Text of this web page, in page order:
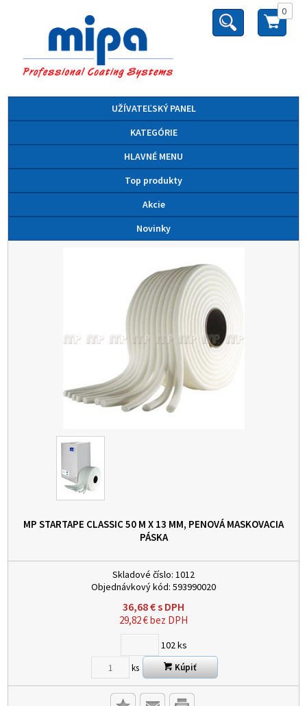
0
UŽÍVATEĽSKÝ PANEL
KATEGÓRIE
HLAVNÉ MENU
Top produkty
Akcie
Novinky
MP STARTAPE CLASSIC 50 M X 13 MM, PENOVÁ MASKOVACIA
PÁSKA
Skladové číslo: 1012
Objednávkový kód: 593990020
36,68€s DPH
29,82€bez DPH
102 ks
ks Kúpiť